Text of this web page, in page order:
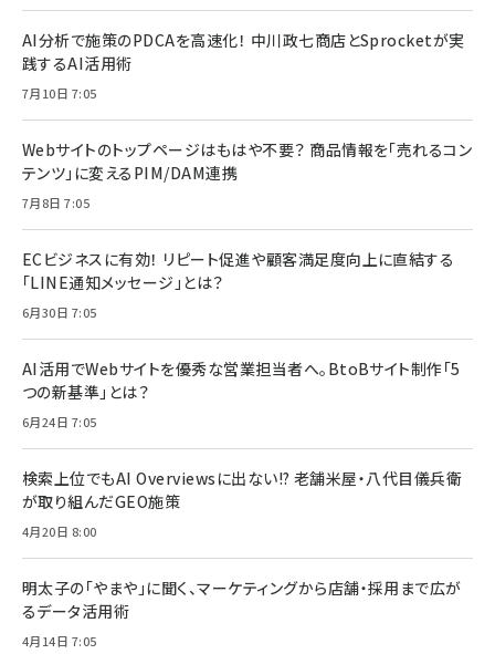
AI分析で施策のPDCAを高速化！ 中川政七商店とSprocketが実
践するAI活用術
7月10日 7:05
Webサイトのトップページはもはや不要？ 商品情報を「売れるコン
テンツ」に変えるPIM/DAM連携
7月8日 7:05
ECビジネスに有効！ リピート促進や顧客満足度向上に直結する
「LINE通知メッセージ」とは？
6月30日 7:05
AI活用でWebサイトを優秀な営業担当者へ。BtoBサイト制作「5
つの新基準」とは？
6月24日 7:05
検索上位でもAI Overviewsに出ない!? 老舗米屋・八代目儀兵衛
が取り組んだGEO施策
4月20日 8:00
明太子の「やまや」に聞く、マーケティングから店舗・採用まで広が
るデータ活用術
4月14日 7:05